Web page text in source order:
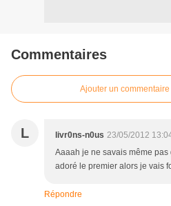
Commentaires
Ajouter un commentaire
L livr0ns-n0us 23/05/2012
Aaaah je ne savais même
adoré le premier alors je vais
Répondre